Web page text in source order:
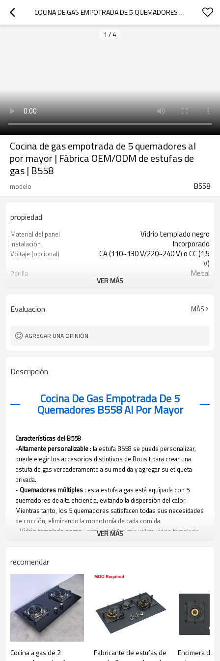
COCINA DE GAS EMPOTRADA DE 5 QUEMADORES AL POR MAYOR | FÁBRICA OEM/ODM DE ESTUFAS DE GAS | B558
1 / 4
Cocina de gas empotrada de 5 quemadores al
por mayor | Fábrica OEM/ODM de estufas de
gas | B558
modelo B558
propiedad
Material del panel Vidrio templado negro
Instalación Incorporado
Voltaje (opcional)
CA (110~130 V/220~240 V) o CC (1,5
V)
Perilla Metal
seguridad
Tipo de gas NG/LPG
VER MÁS
Evaluacion MÁS
AGREGAR UNA OPINIÓN
Descripción
Cocina De Gas Empotrada De 5
Quemadores B558 Al Por Mayor
Características del B558
-Altamente personalizable : la estufa B558 se puede personalizar,
puede elegir los accesorios distintivos de Bousit para crear una
estufa de gas verdaderamente a su medida y agregar su etiqueta
privada.
- Quemadores múltiples : esta estufa a gas está equipada con 5
quemadores de alta eficiencia, evitando la dispersión del calor.
Mientras tanto, los 5 quemadores satisfacen todas sus necesidades
de cocción, eliminando la monotonía de cada comida.
Vidrio templado negro : esta estufa de gas utiliza vidrio templado
La estufa B558 tiene un rendimiento y una protección excepcionales
sin sacrificar la belleza.
-Dispositivo de protección de seguridad (opcional)
de estufas de gas, Bousit se preocupa por su seguridad. Esta estufa
de gas puede equiparse con un dispositivo de protección de
seguridad. Una vez que se apaga la llama, el gas se apagará
automáticamente para garantizar su seguridad.
Parámetros del B558
VER MÁS
recomendar
Cocina a gas de 2
Fabricante de estufas de
Encimera de